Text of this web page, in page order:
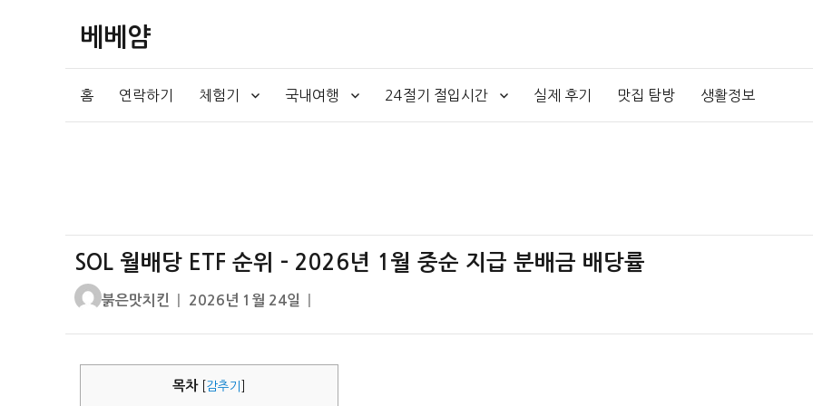
베베얌
홈 연락하기 체험기 국내여행 24절기 절입시간 실제 후기 맛집 탐방 생활정보
SOL 월배당 ETF 순위 – 2026년 1월 중순 지급 분배금 배당률
글
붉은맛치킨
작
자
2026년 1월 24일
목차 감추기